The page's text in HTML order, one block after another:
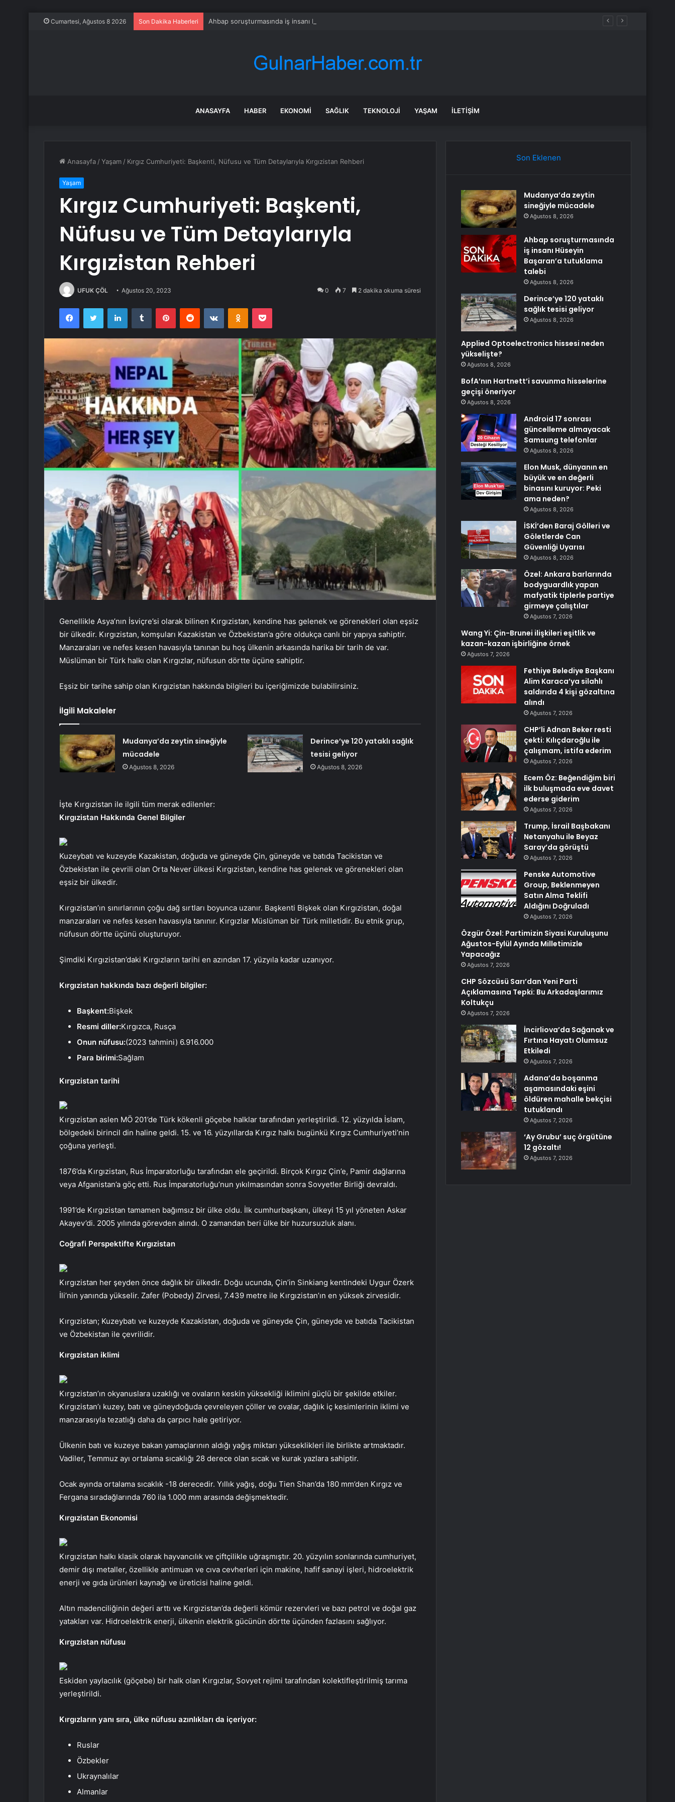
Cumartesi, Ağustos 8 2026 Son Dakika Haberleri Ahbap soruşturmasında iş insanı Hüseyin Başaran’a tutuklama talebi
ANASAYFA HABER EKONOMI SAĞLIK TEKNOLOJI YAŞAM İLETIŞIM
Anasayfa /Yaşam / Kırgız Cumhuriyeti: Başkenti, Nüfusu ve Tüm Detaylarıyla Kırgızistan Rehberi
Yaşam
Kırgız Cumhuriyeti: Başkenti,
Nüfusu ve Tüm Detaylarıyla
Kırgızistan Rehberi
UFUK ÇÖL Ağustos 20, 2023 0 7 2 dakika okuma süresi
FacebookTwitter LinkedInTumblr PinterestReddit VKontakteOdnoklassniki
Pocket
Genellikle Asya’nın İsviçre’si olarak bilinen Kırgızistan, kendine has gelenek ve görenekleri olan eşsiz
bir ülkedir. Kırgızistan, komşuları Kazakistan ve Özbekistan’a göre oldukça canlı bir yapıya sahiptir.
Manzaraları ve nefes kesen havasıyla tanınan bu hoş ülkenin arkasında harika bir tarih de var.
Müslüman bir Türk halkı olan Kırgızlar, nüfusun dörtte üçüne sahiptir.
Eşsiz bir tarihe sahip olan Kırgızistan hakkında bilgileri bu içeriğimizde bulabilirsiniz.
İlgili Makaleler
Mudanya’da zeytin sineğiyle
mücadele
Ağustos 8, 2026
Derince’ye 120 yataklı sağlık
tesisi geliyor
Ağustos 8, 2026
İşte Kırgızistan ile ilgili tüm merak edilenler:
Kırgızistan Hakkında Genel Bilgiler
Kuzeybatı ve kuzeyde Kazakistan, doğuda ve güneyde Çin, güneyde ve batıda Tacikistan ve
Özbekistan ile çevrili olan Orta Never ülkesi Kırgızistan, kendine has gelenek ve görenekleri olan
eşsiz bir ülkedir.
Kırgızistan’ın sınırlarının çoğu dağ sırtları boyunca uzanır. Başkenti Bişkek olan Kırgızistan, doğal
manzaraları ve nefes kesen havasıyla tanınır. Kırgızlar Müslüman bir Türk milletidir. Bu etnik grup,
nüfusun dörtte üçünü oluşturuyor.
Şimdiki Kırgızistan’daki Kırgızların tarihi en azından 17. yüzyıla kadar uzanıyor.
Kırgızistan hakkında bazı değerli bilgiler:
Başkent:Bişkek
Resmi diller:Kırgızca, Rusça
Onun nüfusu:(2023 tahmini) 6.916.000
Para birimi:Sağlam
Kırgızistan tarihi
Kırgızistan aslen MÖ 201’de Türk kökenli göçebe halklar tarafından yerleştirildi. 12. yüzyılda İslam,
bölgedeki birincil din haline geldi. 15. ve 16. yüzyıllarda Kırgız halkı bugünkü Kırgız Cumhuriyeti’nin
çoğuna yerleşti.
1876’da Kırgızistan, Rus İmparatorluğu tarafından ele geçirildi. Birçok Kırgız Çin’e, Pamir dağlarına
veya Afganistan’a göç etti. Rus İmparatorluğu’nun yıkılmasından sonra Sovyetler Birliği devraldı.
1991’de Kırgızistan tamamen bağımsız bir ülke oldu. İlk cumhurbaşkanı, ülkeyi 15 yıl yöneten Askar
Akayev’di. 2005 yılında görevden alındı. O zamandan beri ülke bir huzursuzluk alanı.
Coğrafi Perspektifte Kırgızistan
Kırgızistan her şeyden önce dağlık bir ülkedir. Doğu ucunda, Çin’in Sinkiang kentindeki Uygur Özerk
İli’nin yanında yükselir. Zafer (Pobedy) Zirvesi, 7.439 metre ile Kırgızistan’ın en yüksek zirvesidir.
Kırgızistan; Kuzeybatı ve kuzeyde Kazakistan, doğuda ve güneyde Çin, güneyde ve batıda Tacikistan
ve Özbekistan ile çevrilidir.
Kırgızistan iklimi
Kırgızistan’ın okyanuslara uzaklığı ve ovaların keskin yüksekliği iklimini güçlü bir şekilde etkiler.
Kırgızistan’ı kuzey, batı ve güneydoğuda çevreleyen çöller ve ovalar, dağlık iç kesimlerinin iklimi ve
manzarasıyla tezatlığı daha da çarpıcı hale getiriyor.
Ülkenin batı ve kuzeye bakan yamaçlarının aldığı yağış miktarı yükseklikleri ile birlikte artmaktadır.
Vadiler, Temmuz ayı ortalama sıcaklığı 28 derece olan sıcak ve kurak yazlara sahiptir.
Ocak ayında ortalama sıcaklık -18 derecedir. Yıllık yağış, doğu Tien Shan’da 180 mm’den Kırgız ve
Fergana sıradağlarında 760 ila 1.000 mm arasında değişmektedir.
Kırgızistan Ekonomisi
Kırgızistan halkı klasik olarak hayvancılık ve çiftçilikle uğraşmıştır. 20. yüzyılın sonlarında cumhuriyet,
demir dışı metaller, özellikle antimuan ve cıva cevherleri için makine, hafif sanayi işleri, hidroelektrik
enerji ve gıda ürünleri kaynağı ve üreticisi haline geldi.
Altın madenciliğinin değeri arttı ve Kırgızistan’da değerli kömür rezervleri ve bazı petrol ve doğal gaz
yatakları var. Hidroelektrik enerji, ülkenin elektrik gücünün dörtte üçünden fazlasını sağlıyor.
Kırgızistan nüfusu
Eskiden yaylacılık (göçebe) bir halk olan Kırgızlar, Sovyet rejimi tarafından kolektifleştirilmiş tarıma
yerleştirildi.
Kırgızların yanı sıra, ülke nüfusu azınlıkları da içeriyor:
Ruslar
Özbekler
Ukraynalılar
Almanlar
Son Eklenen
Mudanya’da zeytin
sineğiyle mücadele
Ağustos 8, 2026
Ahbap soruşturmasında
iş insanı Hüseyin
Başaran’a tutuklama
talebi
Ağustos 8, 2026
Derince’ye 120 yataklı
sağlık tesisi geliyor
Ağustos 8, 2026
Applied Optoelectronics hissesi neden
yükselişte?
Ağustos 8, 2026
BofA’nın Hartnett’i savunma hisselerine
geçişi öneriyor
Ağustos 8, 2026
Android 17 sonrası
güncelleme almayacak
Samsung telefonlar
Ağustos 8, 2026
Elon Musk, dünyanın en
büyük ve en değerli
binasını kuruyor: Peki
ama neden?
Ağustos 8, 2026
İSKİ’den Baraj Gölleri ve
Göletlerde Can
Güvenliği Uyarısı
Ağustos 8, 2026
Özel: Ankara barlarında
bodyguardlık yapan
mafyatik tiplerle partiye
girmeye çalıştılar
Ağustos 7, 2026
Wang Yi: Çin-Brunei ilişkileri eşitlik ve
kazan-kazan işbirliğine örnek
Ağustos 7, 2026
Fethiye Belediye Başkanı
Alim Karaca’ya silahlı
saldırıda 4 kişi gözaltına
alındı
Ağustos 7, 2026
CHP’li Adnan Beker resti
çekti: Kılıçdaroğlu ile
çalışmam, istifa ederim
Ağustos 7, 2026
Ecem Öz: Beğendiğim biri
ilk buluşmada eve davet
ederse giderim
Ağustos 7, 2026
Trump, İsrail Başbakanı
Netanyahu ile Beyaz
Saray’da görüştü
Ağustos 7, 2026
Penske Automotive
Group, Beklenmeyen
Satın Alma Teklifi
Aldığını Doğruladı
Ağustos 7, 2026
Özgür Özel: Partimizin Siyasi Kuruluşunu
Ağustos-Eylül Ayında Milletimizle
Yapacağız
Ağustos 7, 2026
CHP Sözcüsü Sarı’dan Yeni Parti
Açıklamasına Tepki: Bu Arkadaşlarımız
Koltukçu
Ağustos 7, 2026
İncirliova’da Sağanak ve
Fırtına Hayatı Olumsuz
Etkiledi
Ağustos 7, 2026
Adana’da boşanma
aşamasındaki eşini
öldüren mahalle bekçisi
tutuklandı
Ağustos 7, 2026
‘Ay Grubu’ suç örgütüne
12 gözaltı!
Ağustos 7, 2026